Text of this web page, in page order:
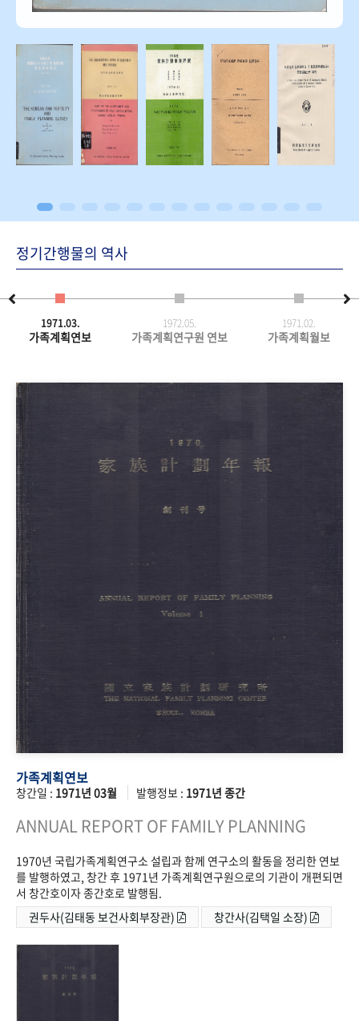
정기간행물의 역사
1971.03.
가족계획연보
1972.05.
가족계획연구원 연보
1971.02.
가족계획월보
가족계획연보
창간일 : 1971년 03월 발행정보 : 1971년 종간
ANNUAL REPORT OF FAMILY PLANNING
1970년 국립가족계획연구소 설립과 함께 연구소의 활동을 정리한 연보
를 발행하였고, 창간 후 1971년 가족계획연구원으로의 기관이 개편되면
서 창간호이자 종간호로 발행됨.
권두사(김태동 보건사회부장관)
창간사(김택일 소장)